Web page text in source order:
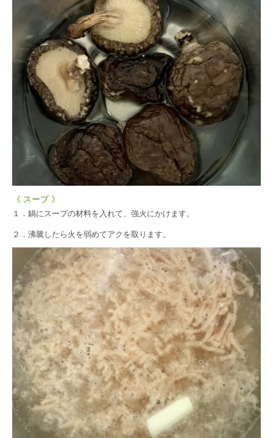
《 スープ 》
１．鍋にスープの材料を入れて、強火にかけます。
２．沸騰したら火を弱めてアクを取ります。